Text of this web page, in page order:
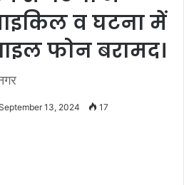
व घटना में
फोन बरामद।
13, 2024 17